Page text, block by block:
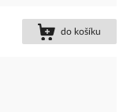
do košíku